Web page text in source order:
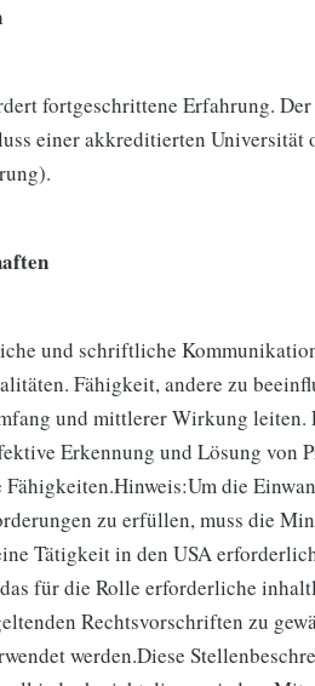
fortgeschrittene Erfahrung.
einer akkreditierten
und schriftliche
Fähigkeit, andere zu
und mittlerer Wirkung
Erkennung und Lösung von
die
zu erfüllen, muss die
Tätigkeit in den USA
für die Rolle erforderliche
Rechtsvorschriften zu
werden.Diese